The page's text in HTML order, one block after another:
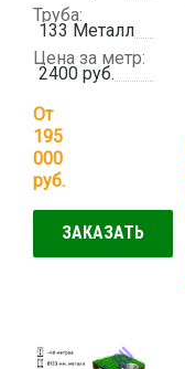
Труба:
133 Металл
Цена за метр:
2400 руб.
От
195
000
руб.
ЗАКАЗАТЬ